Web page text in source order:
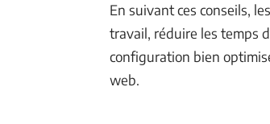
En suivant ces conseils,
travail, réduire les temps
configuration bien
web.